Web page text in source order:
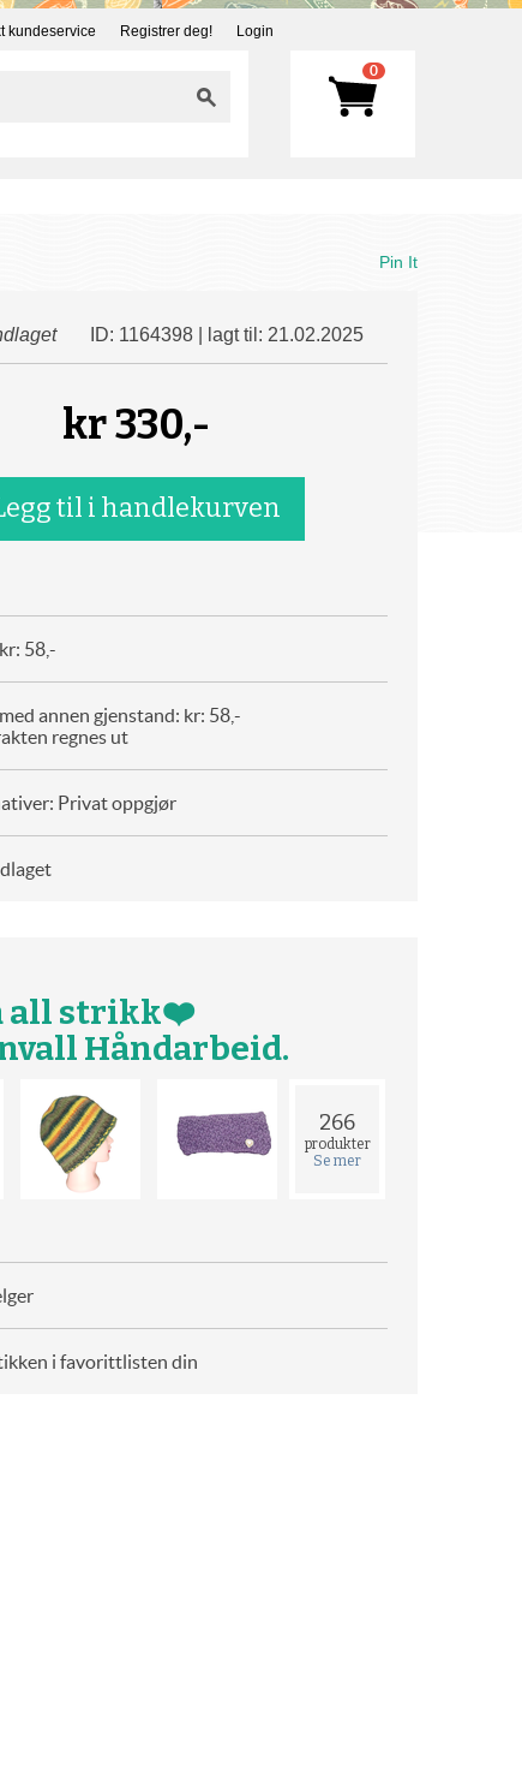
kundeservice Registrer deg! Login
0
Pin It
ID: 1164398 | lagt til: 21.02.2025
kr330,-
58,-
annen gjenstand: kr: 58,-
regnes ut
Privat oppgjør
all strikk❤️
Håndarbeid.
266
produkter
Se mer
i favorittlisten din